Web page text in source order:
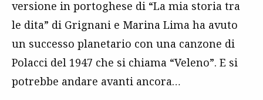
versione in portoghese di “La mia storia tra
le dita” di Grignani e Marina Lima ha avuto
un successo planetario con una canzone di
Polacci del 1947 che si chiama “Veleno”. E si
potrebbe andare avanti ancora…